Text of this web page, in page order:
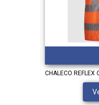
CHALECO REFLEX